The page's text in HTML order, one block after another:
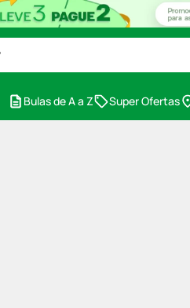
Bulas de A a Z Super Ofertas